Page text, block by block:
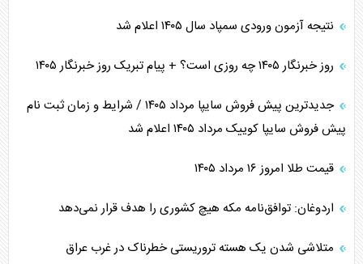
نتیجه آزمون ورودی سمپاد سال ۱۴۰۵ اعلام شد
روز خبرنگار ۱۴۰۵ چه روزی است؟ + پیام تبریک روز خبرنگار ۱۴۰۵
جدیدترین پیش فروش سایپا مرداد ۱۴۰۵ / شرایط و زمان ثبت نام
پیش فروش سایپا کوییک مرداد ۱۴۰۵ اعلام شد
قیمت طلا امروز ۱۶ مرداد ۱۴۰۵
اردوغان: توافق‌نامه مکه هیچ کشوری را هدف قرار نمی‌دهد
متلاشی شدن یک هسته تروریستی خطرناک در غرب عراق